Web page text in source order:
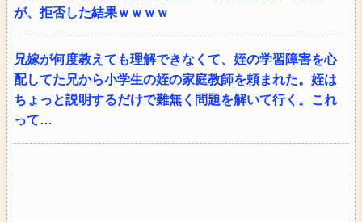
が、拒否した結果ｗｗｗｗ
兄嫁が何度教えても理解できなくて、姪の学習障害を心
配してた兄から小学生の姪の家庭教師を頼まれた。姪は
ちょっと説明するだけで難無く問題を解いて行く。これ
って…